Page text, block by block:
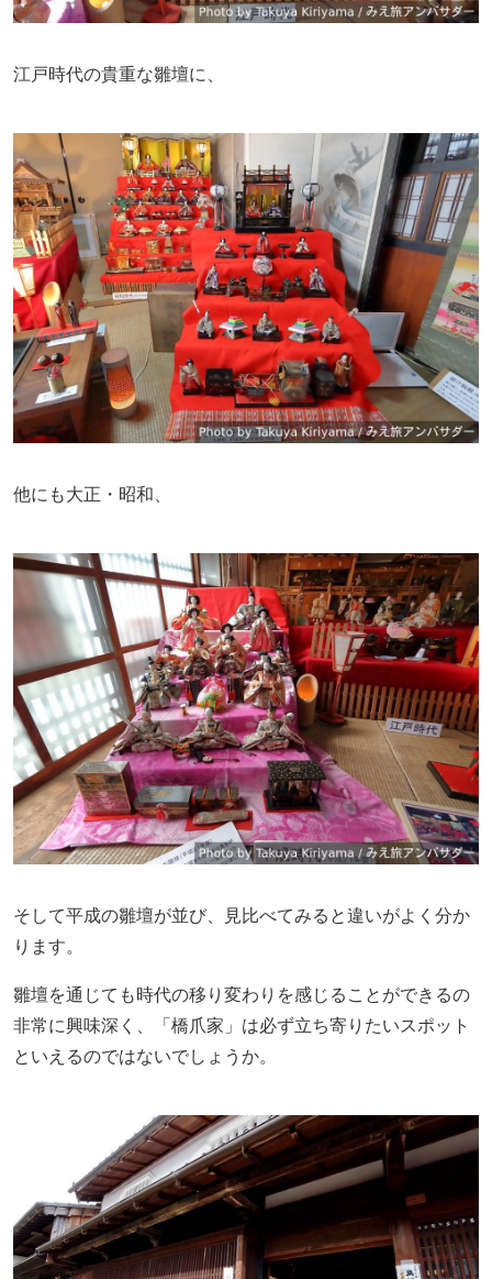
江戸時代の貴重な雛壇に、
他にも大正・昭和、
そして平成の雛壇が並び、見比べてみると違いがよく分か
ります。
雛壇を通じても時代の移り変わりを感じることができるの
非常に興味深く、「橋爪家」は必ず立ち寄りたいスポット
といえるのではないでしょうか。